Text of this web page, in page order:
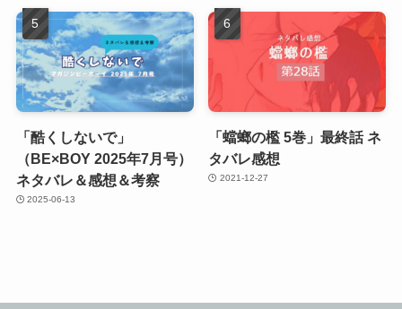
「酷くしないで」
（BE×BOY 2025年7月号）
ネタバレ＆感想＆考察
2025-06-13
「蟷螂の檻 5巻」最終話 ネ
タバレ感想
2021-12-27